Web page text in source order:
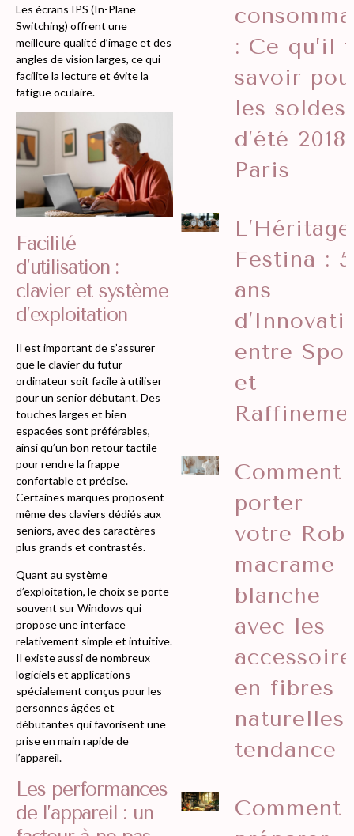
Les écrans IPS (In-Plane
Switching) offrent une
meilleure qualité d’image et des
angles de vision larges, ce qui
facilite la lecture et évite la
fatigue oculaire.
Facilité
d’utilisation :
clavier et système
d’exploitation
Il est important de s’assurer
que le clavier du futur
ordinateur soit facile à utiliser
pour un senior débutant. Des
touches larges et bien
espacées sont préférables,
ainsi qu’un bon retour tactile
pour rendre la frappe
confortable et précise.
Certaines marques proposent
même des claviers dédiés aux
seniors, avec des caractères
plus grands et contrastés.
Quant au système
d’exploitation, le choix se porte
souvent sur Windows qui
propose une interface
relativement simple et intuitive.
Il existe aussi de nombreux
logiciels et applications
spécialement conçus pour les
personnes âgées et
débutantes qui favorisent une
prise en main rapide de
l’appareil.
Les performances
de l’appareil : un
: Ce qu’il
savoir
les soldes
d’été 2018
Paris
L’Héritage
Festina :
ans
entre
et
Comment
porter
votre
macrame
blanche
avec les
en fibres
naturelles
tendance
Comment